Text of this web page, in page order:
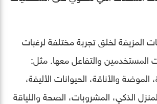
المزيفة لخلق تجربة مختلفة لرغبات
المستخدمين والتفاعل معها. مثل:
الموضة والأناقة، الحيوانات الأليفة،
الذكي، المشروبات، الصحة واللياقة